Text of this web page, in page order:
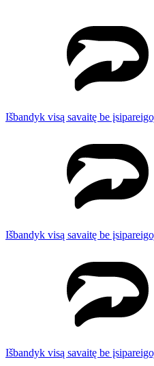
Išbandyk visą savaitę be
Išbandyk visą savaitę be
Išbandyk visą savaitę be